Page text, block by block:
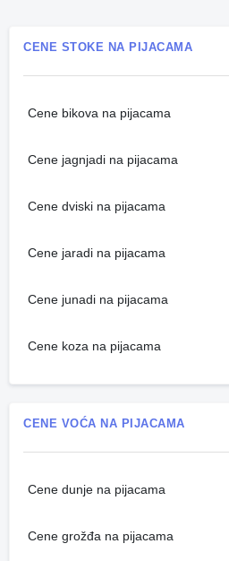
CENE STOKE NA PIJACAMA
Cene bikova na pijacama
Cene jagnjadi na pijacama
Cene dviski na pijacama
Cene jaradi na pijacama
Cene junadi na pijacama
Cene koza na pijacama
CENE VOĆA NA PIJACAMA
Cene dunje na pijacama
Cene grožđa na pijacama